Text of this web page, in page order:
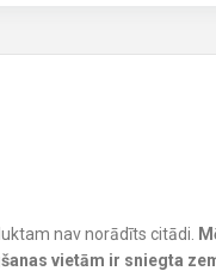
nav norādīts citādi.
vietām ir sniegta